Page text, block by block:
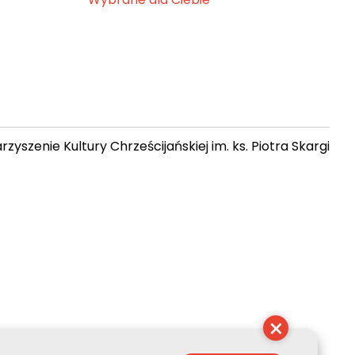
Kultury Chrześcijańskiej im. ks. Piotra Skargi
×